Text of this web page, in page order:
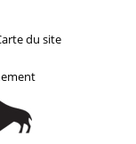
du site